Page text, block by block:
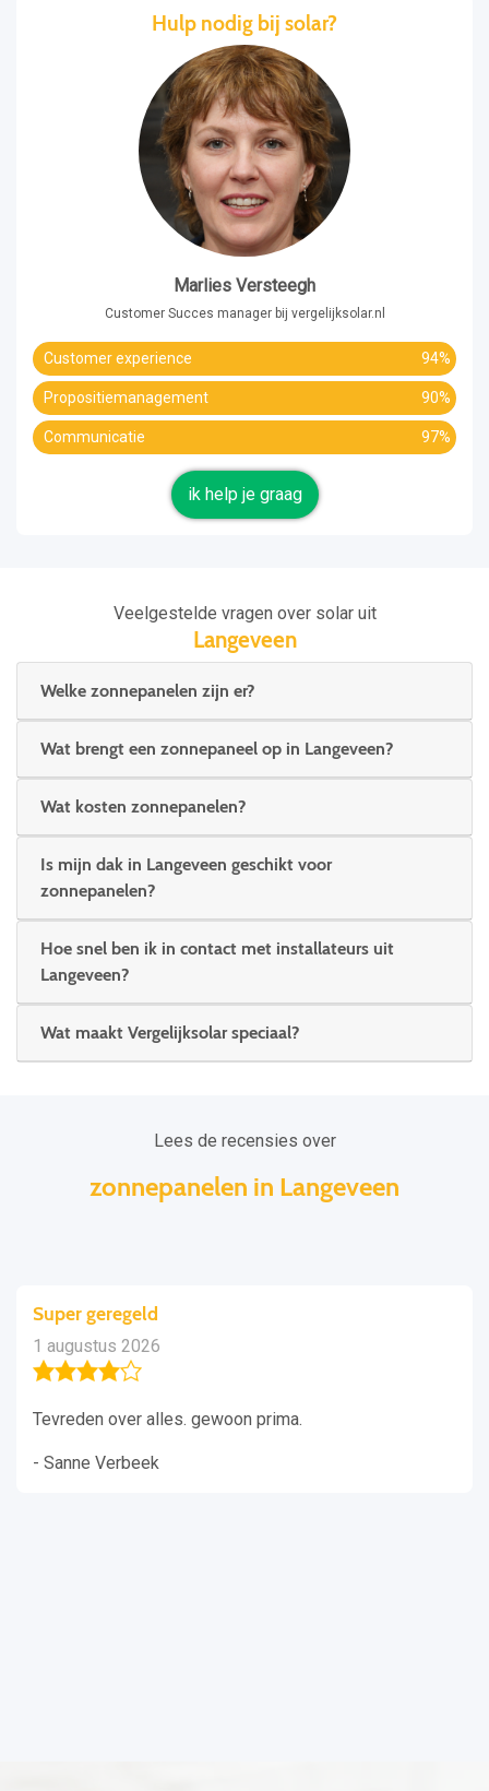
Hulp nodig bij solar?
Marlies Versteegh
Customer Succes manager bij vergelijksolar.nl
Customer experience 94%
Propositiemanagement 90%
Communicatie 97%
ik help je graag
Veelgestelde vragen over solar uit
Langeveen
Welke zonnepanelen zijn er?
Wat brengt een zonnepaneel op in Langeveen?
Wat kosten zonnepanelen?
Is mijn dak in Langeveen geschikt voor
zonnepanelen?
Hoe snel ben ik in contact met installateurs uit
Langeveen?
Wat maakt Vergelijksolar speciaal?
Lees de recensies over
zonnepanelen in Langeveen
Super geregeld
1 augustus 2026
Tevreden over alles. gewoon prima.
- Sanne Verbeek